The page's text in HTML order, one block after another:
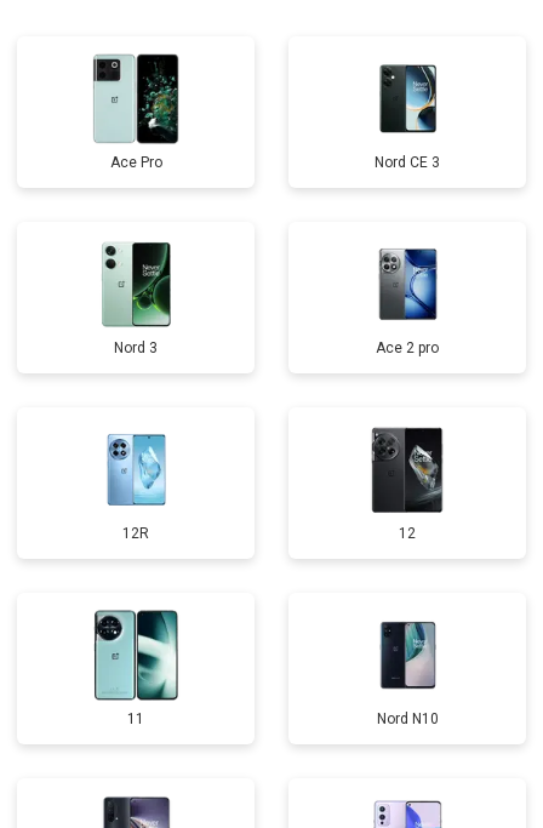
Ace Pro Nord CE 3
Nord 3 Ace 2 pro
12R 12
11 Nord N10